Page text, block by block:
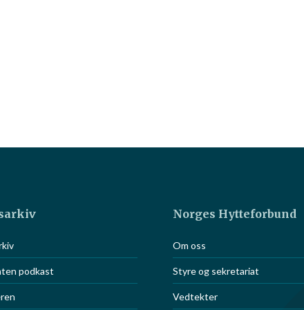
eiere av
podkast
Norges Hytteforbund
Om oss
Styre og sekretariat
Vedtekter